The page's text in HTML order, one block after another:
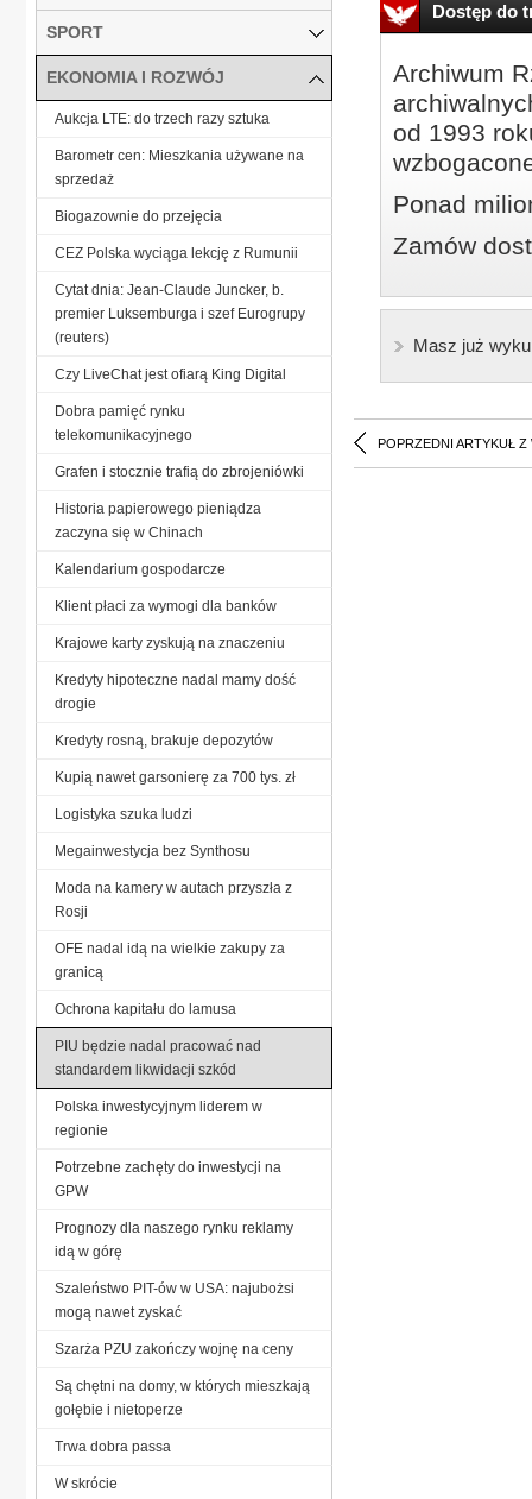
Dostęp do
Archiwum
od 1993
Ponad
Zamów
Masz już
POPRZEDNI ARTYKUŁ Z
SPORT
EKONOMIA I ROZWÓJ
Aukcja LTE: do trzech razy sztuka
Barometr cen: Mieszkania używane na
sprzedaż
Biogazownie do przejęcia
CEZ Polska wyciąga lekcję z Rumunii
Cytat dnia: Jean-Claude Juncker, b.
premier Luksemburga i szef Eurogrupy
(reuters)
Czy LiveChat jest ofiarą King Digital
Dobra pamięć rynku
telekomunikacyjnego
Grafen i stocznie trafią do zbrojeniówki
Historia papierowego pieniądza
zaczyna się w Chinach
Kalendarium gospodarcze
Klient płaci za wymogi dla banków
Krajowe karty zyskują na znaczeniu
Kredyty hipoteczne nadal mamy dość
drogie
Kredyty rosną, brakuje depozytów
Kupią nawet garsonierę za 700 tys. zł
Logistyka szuka ludzi
Megainwestycja bez Synthosu
Moda na kamery w autach przyszła z
Rosji
OFE nadal idą na wielkie zakupy za
granicą
Ochrona kapitału do lamusa
PIU będzie nadal pracować nad
standardem likwidacji szkód
Polska inwestycyjnym liderem w
regionie
Potrzebne zachęty do inwestycji na
GPW
Prognozy dla naszego rynku reklamy
idą w górę
Szaleństwo PIT-ów w USA: najubożsi
mogą nawet zyskać
Szarża PZU zakończy wojnę na ceny
Są chętni na domy, w których mieszkają
gołębie i nietoperze
Trwa dobra passa
W skrócie